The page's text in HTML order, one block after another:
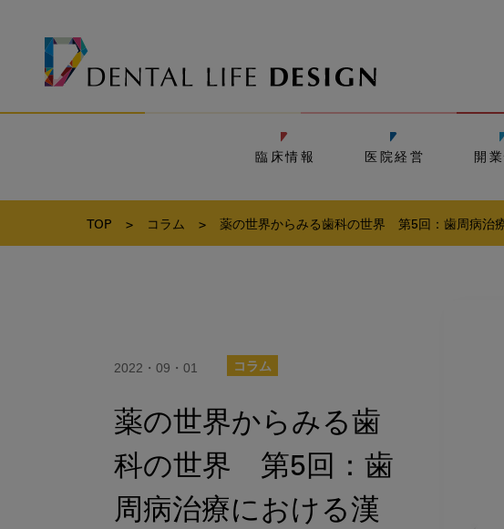
臨床情報 医院経営 開
TOP > コラム > 薬の世界からみる歯科の世界 第5回：歯周病治
2022・09・01 コラム
薬の世界からみる歯
科の世界 第5回：歯
周病治療における漢